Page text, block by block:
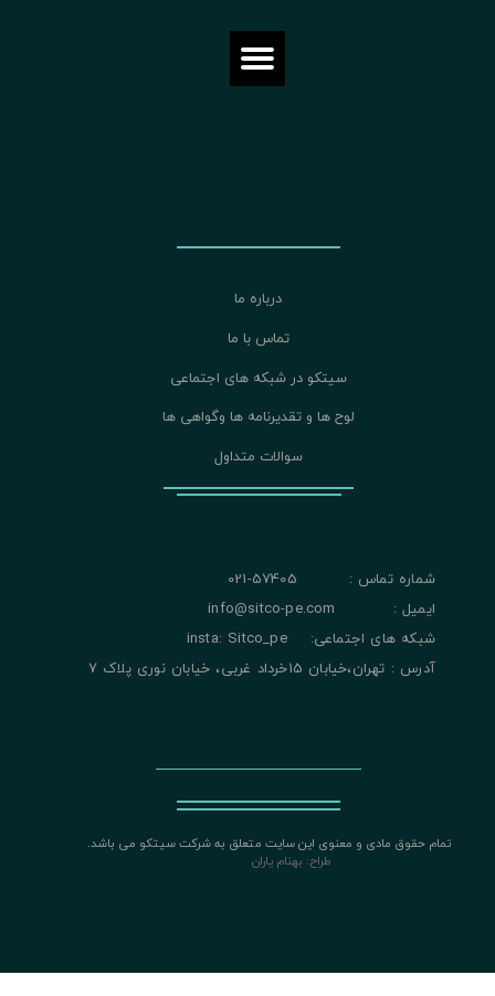
تمام حقوق مادی و معنوی این سایت متعلق به شرکت سیتکو می باشد.
طراح: بهنام یاران
درباره ما
تماس با ما
سیتکو در شبکه های اجتماعی
لوح ها و تقدیرنامه ها وگواهی ها
سوالات متداول
شماره تماس : 57405-021
ایمیل : info@sitco-pe.com
شبکه های اجتماعی: insta: Sitco_pe
آدرس : تهران،خیابان 15خرداد غربی، خیابان نوری پلاک 7